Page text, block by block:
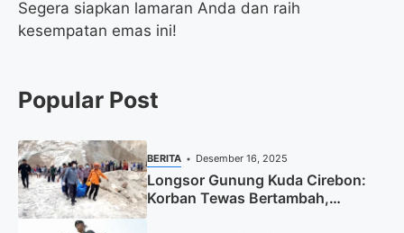
Segera siapkan lamaran Anda dan raih
kesempatan emas ini!
Popular Post
BERITA Desember 16, 2025
Longsor Gunung Kuda Cirebon:
Korban Tewas Bertambah,
Pencarian Dihentikan